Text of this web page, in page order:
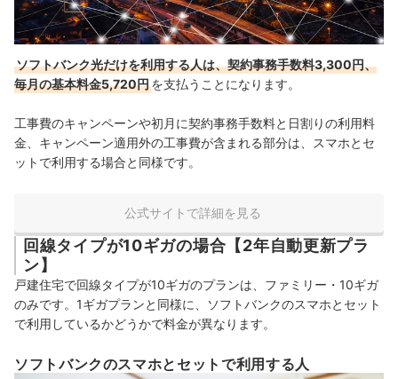
ソフトバンク光だけを利用する人は、契約事務手数料3,300円、
毎月の基本料金5,720円を支払うことになります。
工事費のキャンペーンや初月に契約事務手数料と日割りの利用料
金、キャンペーン適用外の工事費が含まれる部分は、スマホとセ
ットで利用する場合と同様です。
公式サイトで詳細を見る
回線タイプが10ギガの場合【2年自動更新プラ
ン】
戸建住宅で回線タイプが10ギガのプランは、ファミリー・10ギガ
のみです。1ギガプランと同様に、ソフトバンクのスマホとセット
で利用しているかどうかで料金が異なります。
ソフトバンクのスマホとセットで利用する人